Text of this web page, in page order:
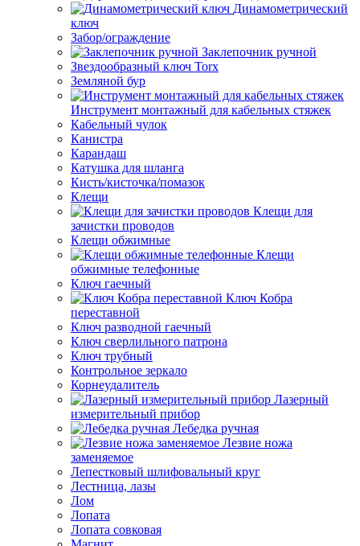
Динамометрический
ключ
Забор/ограждение
Заклепочник ручной
Звездообразный ключ Torx
Земляной бур
Инструмент монтажный для кабельных стяжек
Кабельный чулок
Канистра
Карандаш
Катушка для шланга
Кисть/кисточка/помазок
Клещи
Клещи для
зачистки проводов
Клещи обжимные
Клещи
обжимные телефонные
Ключ гаечный
Ключ Кобра
переставной
Ключ разводной гаечный
Ключ сверлильного патрона
Ключ трубный
Контрольное зеркало
Корнеудалитель
Лазерный
измерительный прибор
Лебедка ручная
Лезвие ножа
заменяемое
Лепестковый шлифовальный круг
Лестница, лазы
Лом
Лопата
Лопата совковая